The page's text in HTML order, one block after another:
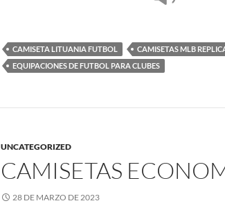
CAMISETA LITUANIA FUTBOL
CAMISETAS MLB
EQUIPACIONES DE FUTBOL PARA CLUBES
UNCATEGORIZED
CAMISETAS
28 DE MARZO DE 2023